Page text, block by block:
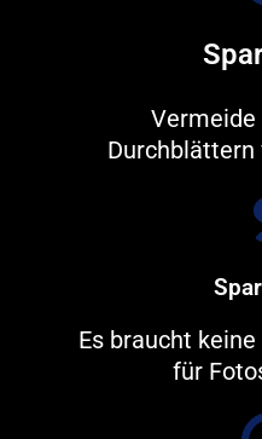
Vermeide
Es braucht
für